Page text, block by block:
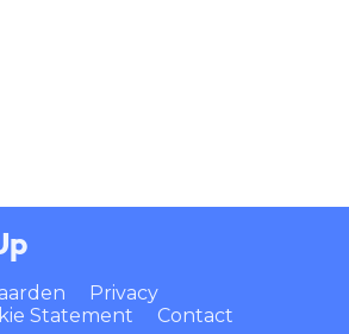
Privacy
Statement Contact